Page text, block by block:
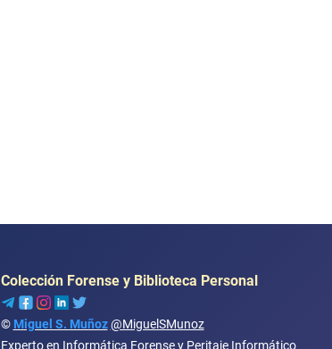
Colección Forense y Biblioteca Personal
© Miguel S. Muñoz @MiguelSMunoz
Experto en Informática Forense y Peritaje Informático